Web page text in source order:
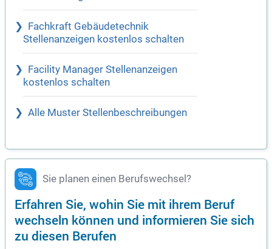
Fachkraft Gebäudetechnik
Stellenanzeigen kostenlos schalten
Facility Manager Stellenanzeigen
kostenlos schalten
Alle Muster Stellenbeschreibungen
Sie planen einen Berufswechsel?
Erfahren Sie, wohin Sie mit ihrem Beruf
wechseln können und informieren Sie sich
zu diesen Berufen